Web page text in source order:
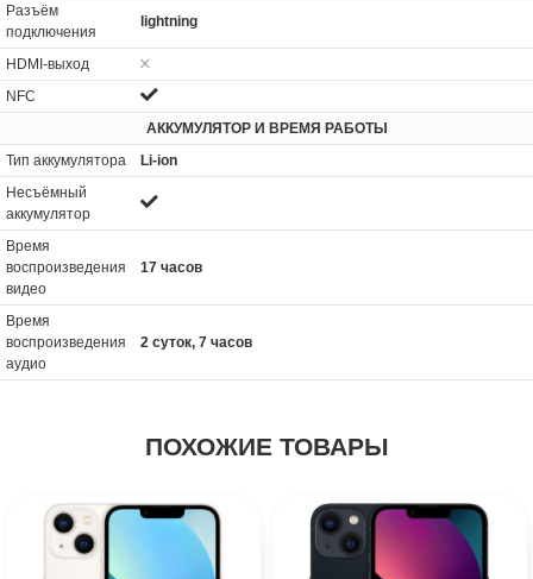
Разъём
подключения
lightning
HDMI-выход
NFC
АККУМУЛЯТОР И ВРЕМЯ РАБОТЫ
Тип аккумулятора
Li-ion
Несъёмный
аккумулятор
Время
воспроизведения
видео
17 часов
Время
воспроизведения
аудио
2 суток, 7 часов
ПОХОЖИЕ ТОВАРЫ